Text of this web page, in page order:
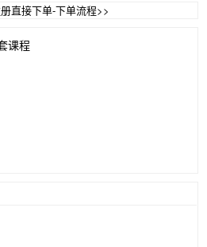
直接下单-下单流程>>
课程